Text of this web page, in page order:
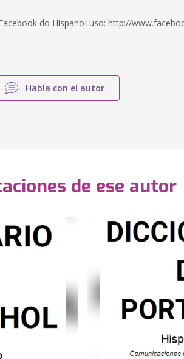
do HispanoLuso: http://
Habla con el autor
de ese autor